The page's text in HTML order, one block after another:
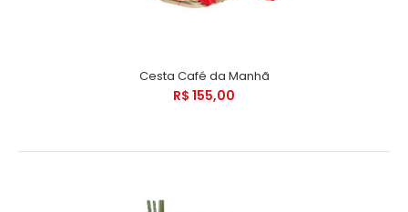
Cesta Café da Manhã
R$ 155,00